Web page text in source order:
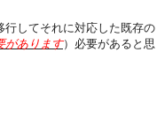
してそれに対応した既存の
があります）必要があると思